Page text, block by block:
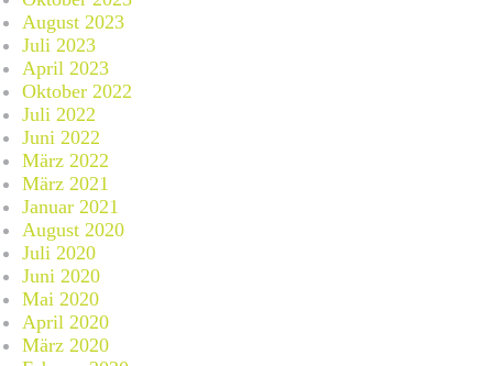
August 2023
Juli 2023
April 2023
Oktober 2022
Juli 2022
Juni 2022
März 2022
März 2021
Januar 2021
August 2020
Juli 2020
Juni 2020
Mai 2020
April 2020
März 2020